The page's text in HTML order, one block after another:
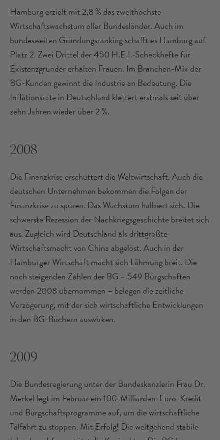
Hamburg erzielt mit 2,8 % das zweithöchste
Wirtschaftswachstum aller Bundesländer. Auch im
bundesweiten Gründungsranking schafft es Hamburg auf
Platz 2. Zwei Drittel der 450 H.E.I.-Scheckhefte für
Existenzgründer erhalten Frauen. Im Branchen-Mix der
BG-Kunden gewinnt die Industrie an Bedeutung. Die
Inflationsrate in Deutschland klettert erstmals seit über
zehn Jahren wieder über 2 %.
2008
Die Finanzkrise erschüttert die Weltwirtschaft. Auch die
deutschen Unternehmen bekommen die Folgen der
Finanzkrise zu spüren. Das Wachstum halbiert sich. Die
schwerste Rezession der Nachkriegsgeschichte breitet sich
aus. Zugleich wird Deutschland als drittgrößte
Wirtschaftsmacht von China abgelöst. Auch in der
Hamburger Wirtschaft macht sich Lähmung breit. Die
noch steigenden Zahlen der BG – 549 Bürgschaften
werden 2008 übernommen – belegen die zeitliche
Verzögerung, mit der sich wirtschaftliche Entwicklungen
in den BG-Büchern auswirken.
2009
Die Bundesregierung unter der Bundeskanzlerin Frau Dr.
Merkel legt im Februar ein 100-Milliarden-Euro-Kredit-
und Bürgschaftsprogramme auf, um die wirtschaftliche
Talfahrt zu stoppen. Mit Erfolg! Die weitgehend stabile